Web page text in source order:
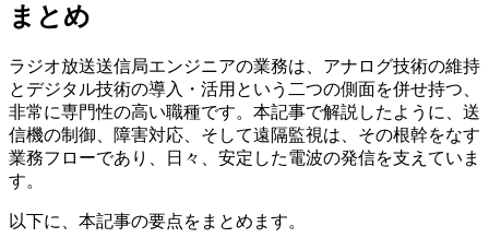
まとめ
ラジオ放送送信局エンジニアの業務は、アナログ技術の維持
とデジタル技術の導入・活用という二つの側面を併せ持つ、
非常に専門性の高い職種です。本記事で解説したように、送
信機の制御、障害対応、そして遠隔監視は、その根幹をなす
業務フローであり、日々、安定した電波の発信を支えていま
す。
以下に、本記事の要点をまとめます。